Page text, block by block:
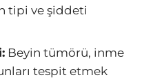
tipi ve şiddeti
Beyin tümörü, inme
tespit etmek